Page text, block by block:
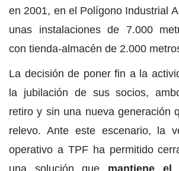
en 2001, en el Polígono Industrial
unas instalaciones de 7.000
con tienda-almacén de 2.000
La decisión de poner fin a la
la jubilación de sus socios,
retiro y sin una nueva generación
relevo. Ante este escenario, la
operativo a TPF ha permitido